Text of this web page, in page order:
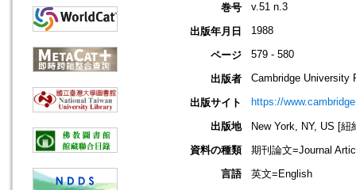
巻号
v.51 n.3
出版年月日 1988
ページ 579 - 580
出版者 Cambridge University
出版サイト https://
出版地
New York, NY, US [
資料の種類
期刊論文=Journal
言語
英文=English